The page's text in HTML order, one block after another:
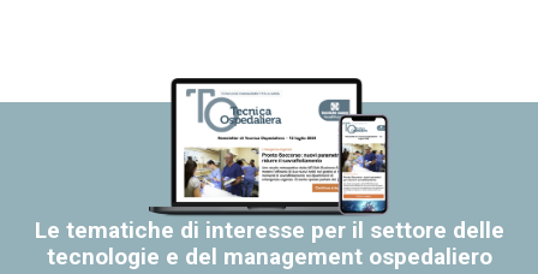
Le tematiche di interesse per il settore delle
tecnologie e del management ospedaliero